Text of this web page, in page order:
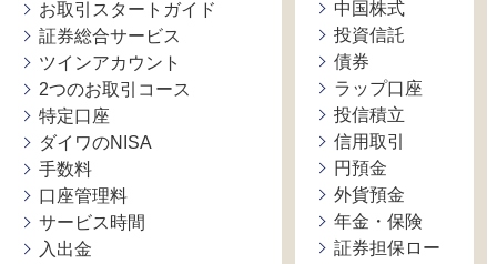
お取引スタートガイド
証券総合サービス
ツインアカウント
2つのお取引コース
特定口座
ダイワのNISA
手数料
口座管理料
サービス時間
入出金
中国株式
投資信託
債券
ラップ口座
投信積立
信用取引
円預金
外貨預金
年金・保険
証券担保ロー